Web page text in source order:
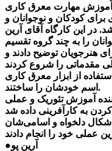
آموزش مهارت معرق کاری
کودکان و نوجوانان و
در این کارگاه آقای آرین
را به چند گروه تقسیم
هنرجویان توضیح دادند و
از ابزار معرق کاری
اسم خودشان را ساختند.
آموزش تئوریک و عملی
دلخواه و اسامی‌شان
●آرین پو